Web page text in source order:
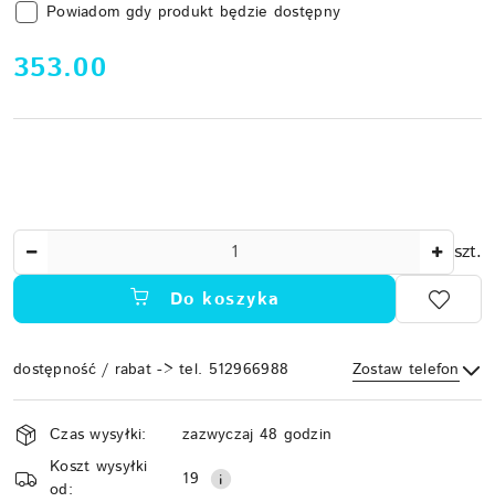
Powiadom gdy produkt będzie dostępny
cena:
353.00
szt.
Do koszyka
dostępność / rabat -> tel. 512966988 Zostaw telefon
Wyślij
Dostępność
i
dostawa
Czas wysyłki:
zazwyczaj 48 godzin
Koszt wysyłki
od:
19